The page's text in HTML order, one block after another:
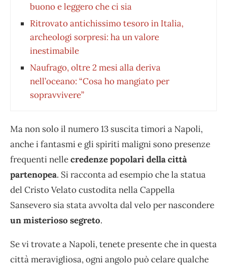
buono e leggero che ci sia
Ritrovato antichissimo tesoro in Italia,
archeologi sorpresi: ha un valore
inestimabile
Naufrago, oltre 2 mesi alla deriva
nell’oceano: “Cosa ho mangiato per
sopravvivere”
Ma non solo il numero 13 suscita timori a Napoli,
anche i fantasmi e gli spiriti maligni sono presenze
frequenti nellecredenze popolari della città
partenopea. Si racconta ad esempio che la statua
del Cristo Velato custodita nella Cappella
Sansevero sia stata avvolta dal velo per nascondere
un misterioso segreto.
Se vi trovate a Napoli, tenete presente che in questa
città meravigliosa, ogni angolo può celare qualche